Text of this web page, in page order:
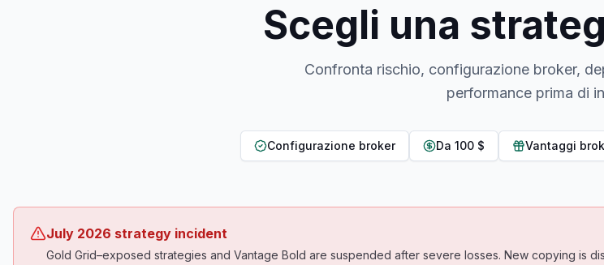
Scegli una
Confronta rischio, configurazione broker,
performance prima di
Configurazione broker Da 100 $ Vantaggi
July 2026 strategy incident
Gold Grid–exposed strategies and Vantage Bold are suspended after severe losses. New copying is